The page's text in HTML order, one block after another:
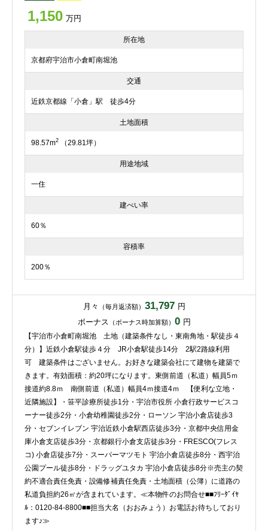
1,150 万円
所在地
京都府宇治市小倉町南堀池
交通
近鉄京都線「小倉」駅 徒歩4分
土地面積
98.57m2 （29.81坪）
用途地域
一住
建ぺい率
60％
容積率
200％
月々 （毎月返済額） 31,797 円
ボーナス （ボーナス時加算額） 0 円
【宇治市小倉町南堀池 土地（建築条件なし・東南角地・駅徒歩４
分）】近鉄小倉駅徒歩４分 JR小倉駅徒歩14分 2駅2路線利用
可 建築条件はございません。お好きな建築会社にて建物を建築で
きます。有効面積：約20坪になります。東側前道（私道）幅員5ｍ
接道約8.8ｍ 南側前道（私道）幅員4ｍ接道4ｍ 【便利な立地・
近隣施設】・笹平診療所徒歩1分・宇治市役所 小倉行政サービスコ
ーナー徒歩2分・小倉幼稚園徒歩2分・ローソン 宇治小倉店徒歩3
分・セブンイレブン 宇治近鉄小倉駅西店徒歩3分・京都中央信用金
庫小倉支店徒歩3分・京都銀行小倉支店徒歩3分・FRESCO(フレス
コ) 小倉店徒歩7分・スーパーマツモト 宇治小倉店徒歩8分・西宇治
公園プール徒歩8分・ドラッグユタカ 宇治小倉店徒歩8分※売主の契
約不適合責任免責・設備修補責任免責・土地面積（公簿）に道路の
私道負担約26㎡が含まれています。≪本物件のお問合せ■■ﾌﾘｰﾀﾞｲﾔ
ﾙ：0120-84-8800■■担当大名（おおみょう）お電話お待ちしており
ます♪≫